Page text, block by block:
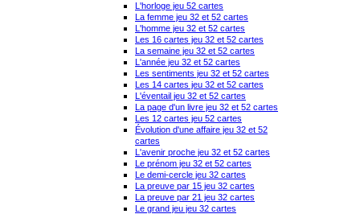
L'horloge jeu 52 cartes
La femme jeu 32 et 52 cartes
L'homme jeu 32 et 52 cartes
Les 16 cartes jeu 32 et 52 cartes
La semaine jeu 32 et 52 cartes
L'année jeu 32 et 52 cartes
Les sentiments jeu 32 et 52 cartes
Les 14 cartes jeu 32 et 52 cartes
L'éventail jeu 32 et 52 cartes
La page d'un livre jeu 32 et 52 cartes
Les 12 cartes jeu 52 cartes
Évolution d'une affaire jeu 32 et 52
cartes
L'avenir proche jeu 32 et 52 cartes
Le prénom jeu 32 et 52 cartes
Le demi-cercle jeu 32 cartes
La preuve par 15 jeu 32 cartes
La preuve par 21 jeu 32 cartes
Le grand jeu jeu 32 cartes